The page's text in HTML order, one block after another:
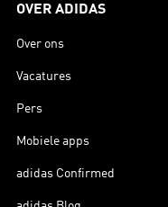
OVER ADIDAS
Over ons
Vacatures
Pers
Mobiele apps
adidas Confirmed